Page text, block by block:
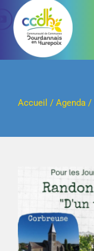
Passer
contenu
Accueil / Agenda/